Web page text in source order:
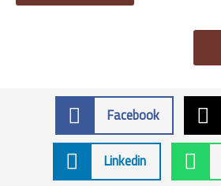
Facebook
Linkedin